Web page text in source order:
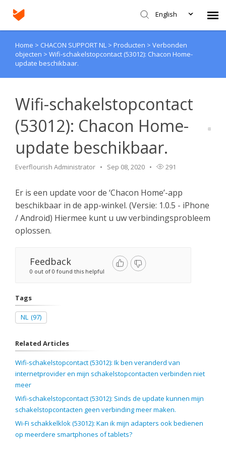
English
Agent Portal
Submit Ticket
Knowledge Base
Login
Home > CHACON SUPPORT NL > Producten > Verbonden
objecten > Wifi-schakelstopcontact (53012): Chacon Home-
update beschikbaar.
Wifi-schakelstopcontact
(53012): Chacon Home-
update beschikbaar.
Everflourish Administrator Sep 08, 2020 291
Er is een update voor de ‘Chacon Home’-app
beschikbaar in de app-winkel. (Versie: 1.0.5 - iPhone
/ Android) Hiermee kunt u uw verbindingsprobleem
oplossen.
Feedback
0 out of 0 found this helpful
Tags
NL (97)
Related Articles
Wifi-schakelstopcontact (53012): Ik ben veranderd van
internetprovider en mijn schakelstopcontacten verbinden niet
meer
Wifi-schakelstopcontact (53012): Sinds de update kunnen mijn
schakelstopcontacten geen verbinding meer maken.
Wi-Fi schakkelklok (53012): Kan ik mijn adapters ook bedienen
op meerdere smartphones of tablets?